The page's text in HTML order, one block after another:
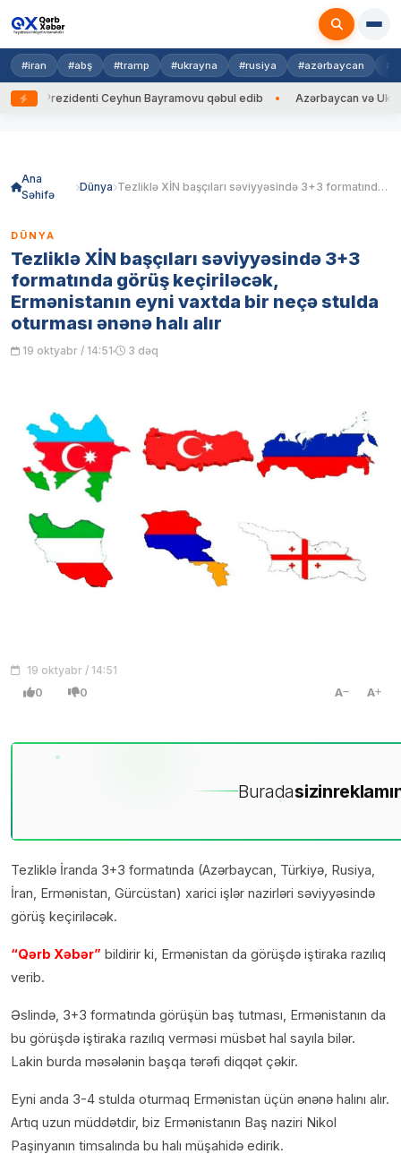
#iran #abş #tramp #ukrayna #rusiya #azərbaycan
Prezidenti Ceyhun Bayramovu qəbul edib Azərbaycan və Ukrayna
Ana
Səhifə
Dünya Tezliklə XİN başçıları səviyyəsində 3+3 formatında görüş keçiriləcək, Ermənistanın eyni vaxtda bir neçə stulda oturması ənənə halı alır
DÜNYA
Tezliklə XİN başçıları səviyyəsində 3+3
formatında görüş keçiriləcək,
Ermənistanın eyni vaxtda bir neçə stulda
oturması ənənə halı alır
19 oktyabr / 14:51 3 dəq
19 oktyabr / 14:51
0 0 A A
Buradasizin
Tezliklə İranda 3+3 formatında (Azərbaycan, Türkiyə, Rusiya,
İran, Ermənistan, Gürcüstan) xarici işlər nazirləri səviyyəsində
görüş keçiriləcək.
“Qərb Xəbər” bildirir ki, Ermənistan da görüşdə iştiraka razılıq
verib.
Əslində, 3+3 formatında görüşün baş tutması, Ermənistanın da
bu görüşdə iştiraka razılıq verməsi müsbət hal sayıla bilər.
Lakin burda məsələnin başqa tərəfi diqqət çəkir.
Eyni anda 3-4 stulda oturmaq Ermənistan üçün ənənə halını alır.
Artıq uzun müddətdir, biz Ermənistanın Baş naziri Nikol
Paşinyanın timsalında bu halı müşahidə edirik.